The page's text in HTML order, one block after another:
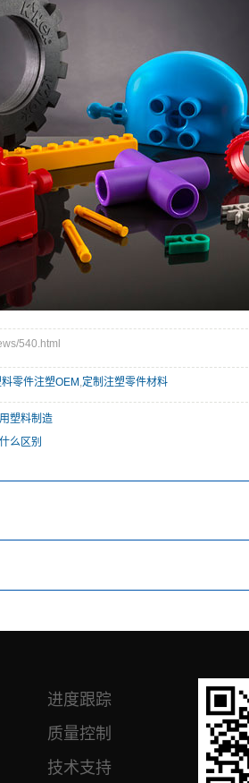
540.html
零件注塑OEM ,定制注塑零件材料
塑料制造
么区别
进度跟踪
质量控制
技术支持